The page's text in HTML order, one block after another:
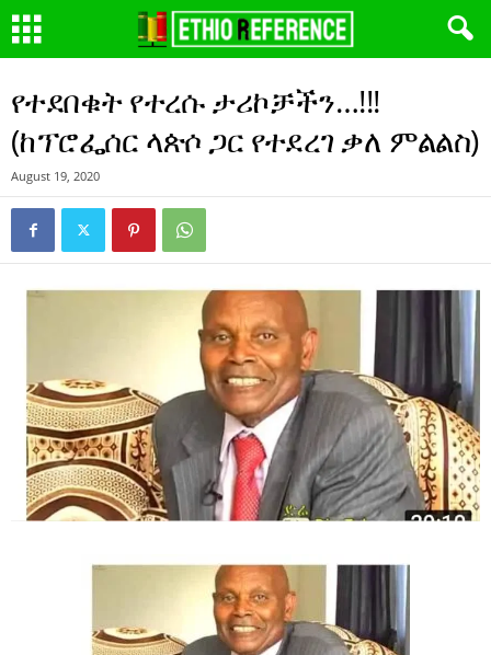
የተደበቁት የተረሱ ታሪኮቻችን…!!!
(ከፕሮፌሰር ላጵሶ ጋር የተደረገ ቃለ ምልልስ)
August 19, 2020